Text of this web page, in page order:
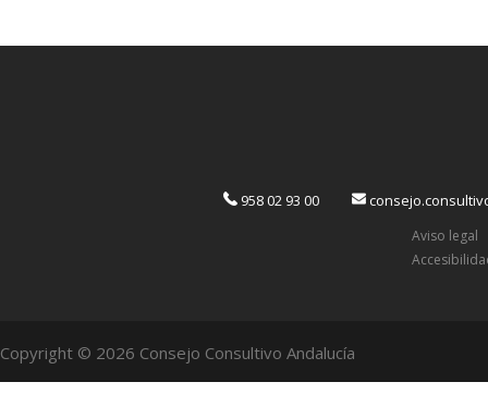
958 02 93 00
Aviso legal
Copyright © 2026 Consejo Consultivo Andalucía